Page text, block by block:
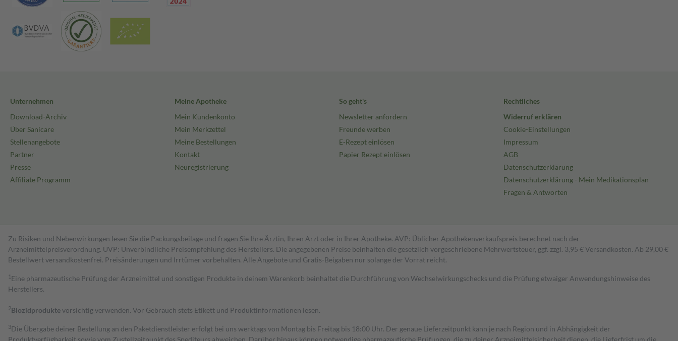
Unternehmen
Download-Archiv
Über Sanicare
Stellenangebote
Partner
Presse
Affiliate Programm
Meine Apotheke
Mein Kundenkonto
Mein Merkzettel
Meine Bestellungen
Kontakt
Neuregistrierung
So geht's
Newsletter anfordern
Freunde werben
E-Rezept einlösen
Papier Rezept einlösen
Rechtliches
Widerruf erklären
Cookie-Einstellungen
Impressum
AGB
Datenschutzerklärung
Datenschutzerklärung - Mein Medikationsplan
Fragen & Antworten
Zu Risiken und Nebenwirkungen lesen Sie die Packungsbeilage und fragen Sie Ihre Ärztin, Ihren Arzt oder in Ihrer Apotheke. AVP: Üblicher Apothekenverkaufspreis berechnet nach der
Arzneimittelpreisverordnung. UVP: Unverbindliche Preisempfehlung des Herstellers. Die angegebenen Preise beinhalten die gesetzlich vorgeschriebene Mehrwertsteuer, ggf. zzgl. 3,95 € Versandkosten. Ab 29,00 €
Bestell­wert versand­kosten­frei. Preisänderungen und Irrtümer vorbehalten. Alle Angebote und Gratis-Beigaben nur solange der Vorrat reicht.
1 Eine pharmazeutische Prüfung der Arzneimittel und sonstigen Produkte in deinem Warenkorb beinhaltet die Durchführung von Wechselwirkungschecks und die Prüfung etwaiger Anwendungshinweise des
Herstellers.
2Biozidproduktevorsichtig verwenden. Vor Gebrauch stets Etikett und Produktinformationen lesen.
3Die Übergabe deiner Bestellung an den Paketdienstleister erfolgt bei uns werktags von Montag bis Freitag bis 18:00 Uhr. Der genaue Lieferzeitpunkt kann je nach Region und in Abhängigkeit der
Produktverfügbarkeit sowie vom Zustellzeitpunkt des Spediteurs abweichen. Darüber hinaus können notwendige pharmazeutische Prüfungen, die zu deiner Arzneimittelsicherheit dienen, die Lieferfrist um die